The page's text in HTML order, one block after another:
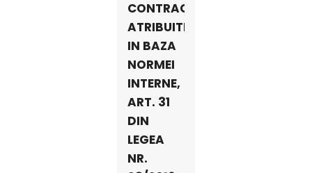
CONTRACTE
ATRIBUITE
IN BAZA
NORMEI
INTERNE,
ART. 31
DIN
LEGEA
NR.